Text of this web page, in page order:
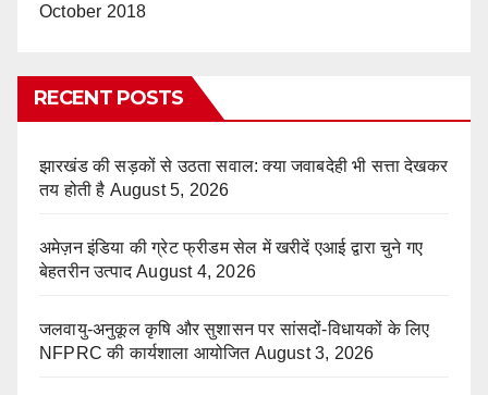
October 2018
RECENT POSTS
झारखंड की सड़कों से उठता सवाल: क्या जवाबदेही भी सत्ता देखकर
तय होती है August 5, 2026
अमेज़न इंडिया की ग्रेट फ्रीडम सेल में खरीदें एआई द्वारा चुने गए
बेहतरीन उत्पाद August 4, 2026
जलवायु-अनुकूल कृषि और सुशासन पर सांसदों-विधायकों के लिए
NFPRC की कार्यशाला आयोजित August 3, 2026